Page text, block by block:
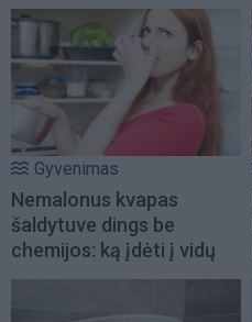
Gyvenimas
Nemalonus kvapas
šaldytuve dings be
chemijos: ką įdėti į vidų